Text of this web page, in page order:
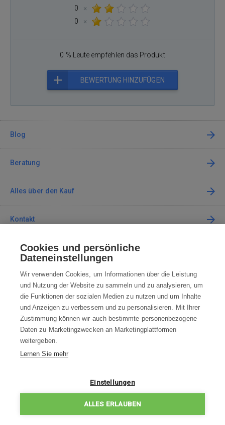
0
×
0
×
0 % Leute empfehlen das Produkt
BEWERTUNG HINZUFÜGEN
Blog
Beratung
Alles über den Kauf
Kontakt
Kontaktieren Sie uns
info@robotworld.de
+49 25 197 159 962 Mo-Fr 8:00—16:00 Uhr
ALLE KONTAKTE
WIDERRUFSBELEHRUNG
DATENSCHUTZERKLÄRUNG
Cookies und persönliche
Dateneinstellungen
Wir verwenden Cookies, um Informationen über die Leistung
und Nutzung der Website zu sammeln und zu analysieren, um
die Funktionen der sozialen Medien zu nutzen und um Inhalte
und Anzeigen zu verbessern und zu personalisieren. Mit Ihrer
Zustimmung können wir auch bestimmte personenbezogene
Daten zu Marketingzwecken an Marketingplattformen
weitergeben.
Lernen Sie mehr
Einstellungen
ALLES ERLAUBEN